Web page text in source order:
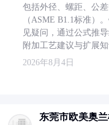
包括外径、螺距、公
（ASME B1.1标准）
见疑问，通过公式推
附加工艺建议与扩展知
2026年8月4日
东莞市欧美奥